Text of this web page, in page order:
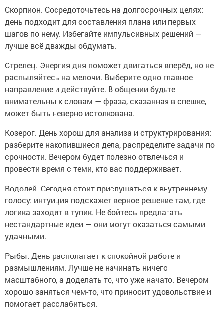
Скорпион. Сосредоточьтесь на долгосрочных целях:
день подходит для составления плана или первых
шагов по нему. Избегайте импульсивных решений —
лучше всё дважды обдумать.
Стрелец. Энергия дня поможет двигаться вперёд, но не
распыляйтесь на мелочи. Выберите одно главное
направление и действуйте. В общении будьте
внимательны к словам — фраза, сказанная в спешке,
может быть неверно истолкована.
Козерог. День хорош для анализа и структурирования:
разберите накопившиеся дела, распределите задачи по
срочности. Вечером будет полезно отвлечься и
провести время с теми, кто вас поддерживает.
Водолей. Сегодня стоит прислушаться к внутреннему
голосу: интуиция подскажет верное решение там, где
логика заходит в тупик. Не бойтесь предлагать
нестандартные идеи — они могут оказаться самыми
удачными.
Рыбы. День располагает к спокойной работе и
размышлениям. Лучше не начинать ничего
масштабного, а доделать то, что уже начато. Вечером
хорошо заняться чем-то, что приносит удовольствие и
помогает расслабиться.